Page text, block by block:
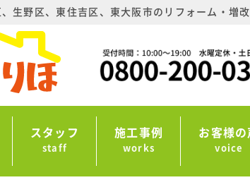
生野区、東住吉区、東大阪市のリフォーム・増
スタッフ
staff
施工事例
works
お客様の
voice